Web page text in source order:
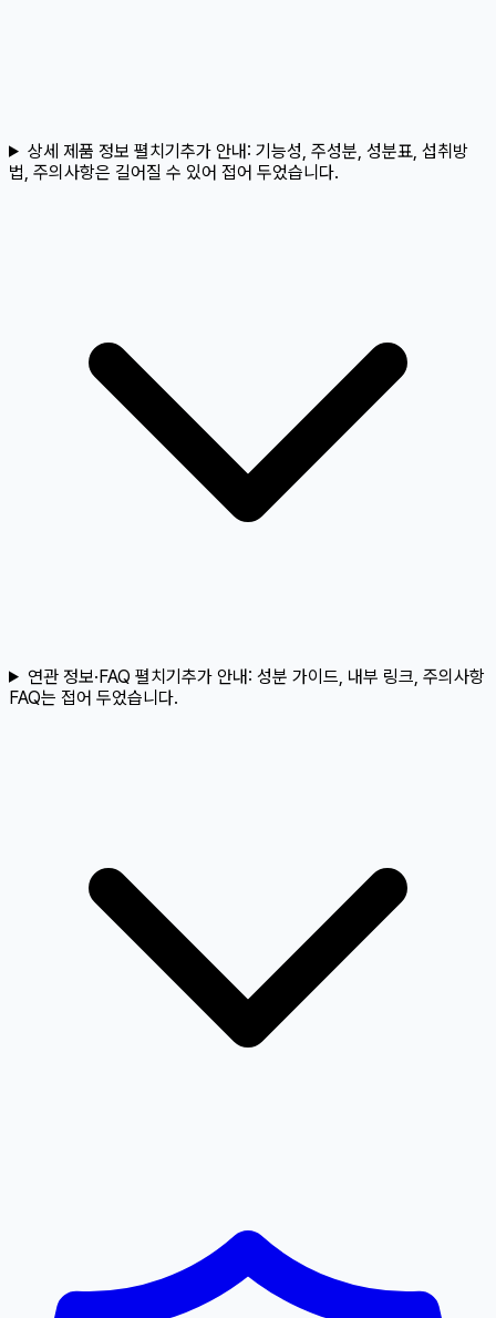
상세 제품 정보 펼치기추가 안내: 기능성, 주성분, 성분표, 섭취방
법, 주의사항은 길어질 수 있어 접어 두었습니다.
연관 정보·FAQ 펼치기추가 안내: 성분 가이드, 내부 링크, 주의사항
FAQ는 접어 두었습니다.